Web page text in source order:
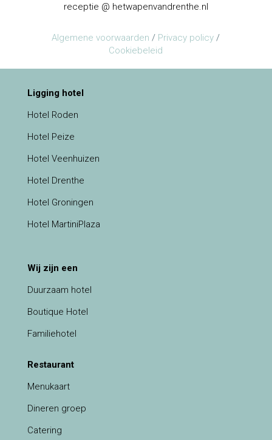
receptie @ hetwapenvandrenthe.nl
Algemene voorwaarden / Privacy policy /
Cookiebeleid
Ligging hotel
Hotel Roden
Hotel Peize
Hotel Veenhuizen
Hotel Drenthe
Hotel Groningen
Hotel MartiniPlaza
Wij zijn een
Duurzaam hotel
Boutique Hotel
Familiehotel
Restaurant
Menukaart
Dineren groep
Catering